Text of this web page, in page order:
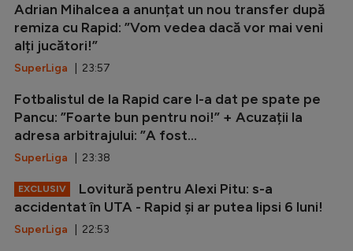
Adrian Mihalcea a anunțat un nou transfer după
remiza cu Rapid: ”Vom vedea dacă vor mai veni
alți jucători!”
SuperLiga | 23:57
Fotbalistul de la Rapid care l-a dat pe spate pe
Pancu: ”Foarte bun pentru noi!” + Acuzații la
adresa arbitrajului: ”A fost...
SuperLiga | 23:38
EXCLUSIV
Lovitură pentru Alexi Pitu: s-a
accidentat în UTA - Rapid și ar putea lipsi 6 luni!
SuperLiga | 22:53